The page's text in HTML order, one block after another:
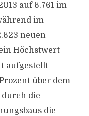
auf 6.761 im
im
neuen
Höchstwert
aufgestellt
über dem
durch die
die